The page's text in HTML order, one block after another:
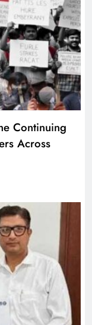
Continuing
Across